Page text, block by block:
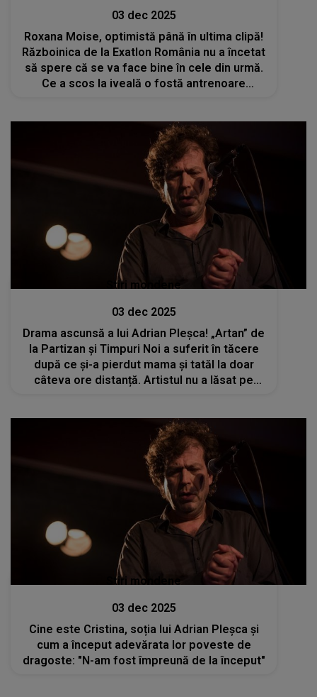
03 dec 2025
Roxana Moise, optimistă până în ultima clipă!
Războinica de la Exatlon România nu a încetat
să spere că se va face bine în cele din urmă.
Ce a scos la iveală o fostă antrenoare
Stiri mondene
03 dec 2025
Drama ascunsă a lui Adrian Pleșca! „Artan” de
la Partizan și Timpuri Noi a suferit în tăcere
după ce și-a pierdut mama și tatăl la doar
câteva ore distanță. Artistul nu a lăsat pe
Stiri mondene
03 dec 2025
Cine este Cristina, soția lui Adrian Pleșca și
cum a început adevărata lor poveste de
dragoste: "N-am fost împreună de la început"